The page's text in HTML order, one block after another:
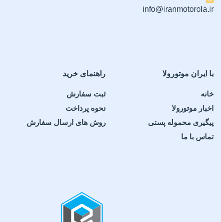
info@iranmotorola.ir
با ایران موتورولا
خانه
اخبار موتورولا
پیگیری محموله پستی
تماس با ما
راهنمای خرید
ثبت سفارش
نحوه پرداخت
روش های ارسال سفارش